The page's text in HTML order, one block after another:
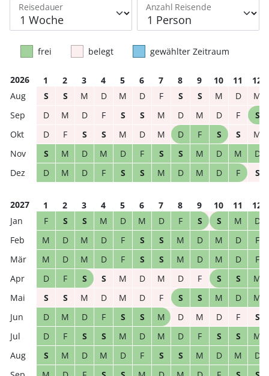
Reisedauer Anzahl Reisende
frei belegt gewählter Zeitraum
2026 1 2 3 4 5 6 7 8 9 10 11
12
S
S M D M D F S S M D
M
D
M D F S S M D M D F
S
D
F S S M D M D F S S
M
S
M D M D F S S M D M
D
D
M D F S S M D M D F S
2027 1 2 3 4 5 6 7 8 9 10 11
12
F
S S M D M D F S S M
D
M
D M D F S S M D M D
F
M
D M D F S S M D M D
F
D
F S S M D M D F S S
M
S
S M D M D F S S M D
M
D
M D F S S M D M D F
S
D
F S S M D M D F S S
M
S
M D M D F S S M D M
D